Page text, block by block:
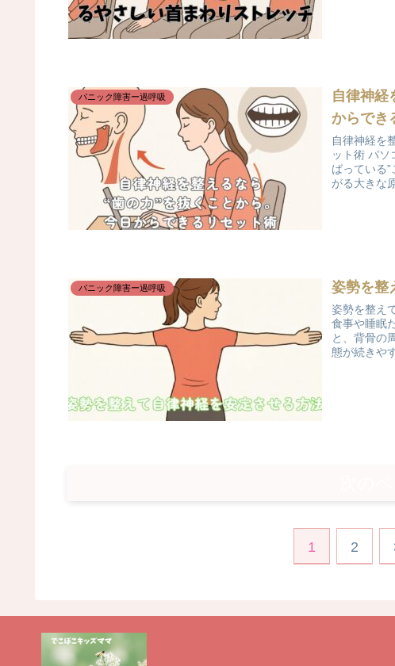
パニック障害ー過呼吸
自律神経
からでき
自律神経を
ット術 パソ
ばっている
がる大きな
パニック障害ー過呼吸 姿勢を整
姿勢を整え
食事や睡眠
と、背骨の
態が続きや
1 2